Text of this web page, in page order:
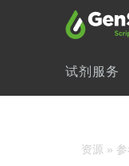
试剂服务
资源 »